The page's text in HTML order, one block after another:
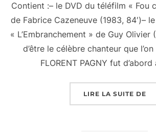
Contient :– le DVD du téléfilm « Fou
de Fabrice Cazeneuve (1983, 84′)–
« L’Embranchement » de Guy Olivier
d’être le célèbre chanteur que
FLORENT PAGNY fut
LIRE LA SUITE DE«